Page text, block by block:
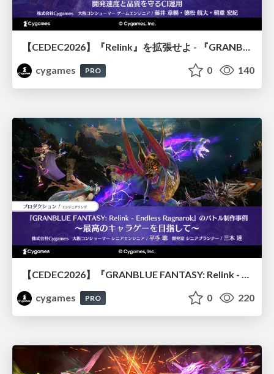
【CEDEC2026】『Relink』を拡張せよ - 『GRANBLUE FANTASY: Relink - Endless Ragnarok』の開発速度と品質を守るCI運用
cygames
PRO 0 140
cygames
PRO 0 220